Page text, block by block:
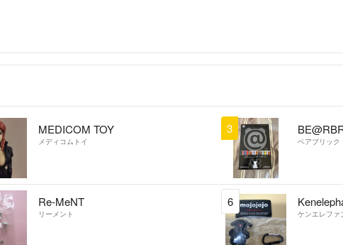
MEDICOM TOY
メディコムトイ
3
ベアブリック
Re-MeNT
リーメント
6
ケンエレファ